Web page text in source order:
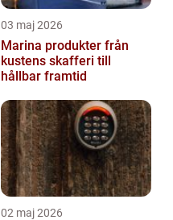
03 maj 2026
Marina produkter från
kustens skafferi till
hållbar framtid
02 maj 2026